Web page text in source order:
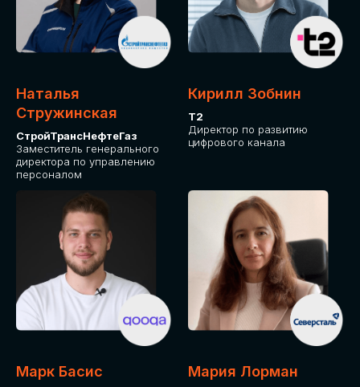
Наталья
Стружинская
СтройТрансНефтеГаз
Заместитель генерального
директора по управлению
персоналом
Кирилл Зобнин
Т2
Директор по развитию
цифрового канала
Марк Басис Мария Лорман
Приглашаем стать спикером GLOBAL
TECH FORUM и поделиться своим
опытом и экспертизой. Будем рады
сотрудничеству!
СРЕДИ ПАРТНЕРОВ
МЕРОПРИЯТИЯ